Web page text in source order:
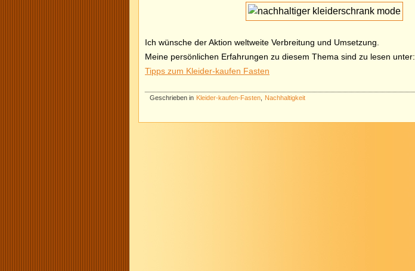
Ich wünsche der Aktion weltweite Verbreitung und Umsetzung.
Meine persönlichen Erfahrungen zu diesem Thema sind zu lesen unter:
Tipps zum Kleider-kaufen Fasten
Geschrieben in Kleider-kaufen-Fasten, Nachhaltigkeit